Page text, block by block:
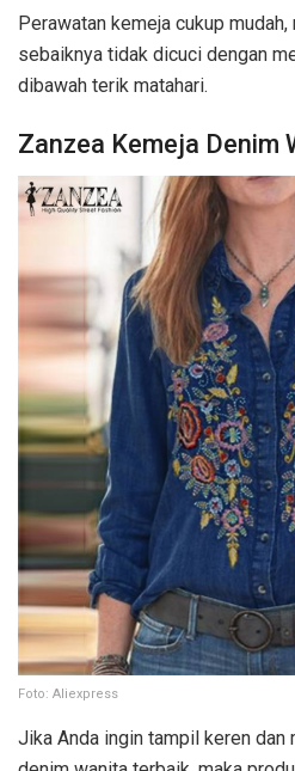
Perawatan kemeja cukup
sebaiknya tidak dicuci dengan
dibawah terik matahari.
Zanzea Kemeja Denim
Foto: Aliexpress
Jika Anda ingin tampil keren dan